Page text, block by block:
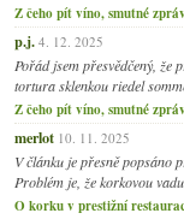
Z čeho pít víno, smutné
p.j. 4. 12. 2025
Pořád jsem přesvědčený, že
tortura sklenkou riedel
Z čeho pít víno, smutné
merlot 10. 11. 2025
V článku je přesně popsáno
Problém je, že korkovou
O korku v prestižní